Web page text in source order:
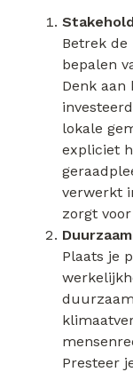
Betrek
bepalen
Denk aan
lokale
expliciet
verwerkt
zorgt
Plaats je
Presteer